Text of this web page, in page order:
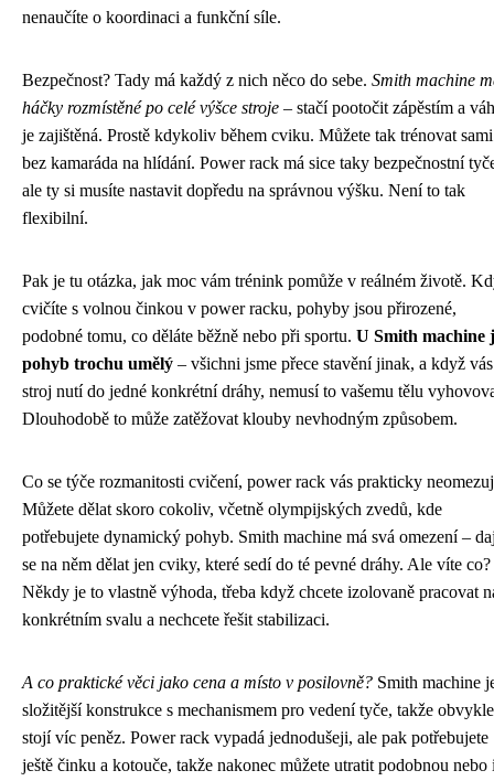
nenaučíte o koordinaci a funkční síle.
Bezpečnost? Tady má každý z nich něco do sebe. Smith machine
háčky rozmístěné po celé výšce stroje – stačí pootočit zápěstím a
je zajištěná. Prostě kdykoliv během cviku. Můžete tak trénovat sami
bez kamaráda na hlídání. Power rack má sice taky bezpečnostní
ale ty si musíte nastavit dopředu na správnou výšku. Není to tak
flexibilní.
Pak je tu otázka, jak moc vám trénink pomůže v reálném životě.
cvičíte s volnou činkou v power racku, pohyby jsou přirozené,
podobné tomu, co děláte běžně nebo při sportu. U Smith machine
pohyb trochu umělý – všichni jsme přece stavění jinak, a když vás
stroj nutí do jedné konkrétní dráhy, nemusí to vašemu tělu
Dlouhodobě to může zatěžovat klouby nevhodným způsobem.
Co se týče rozmanitosti cvičení, power rack vás prakticky
Můžete dělat skoro cokoliv, včetně olympijských zvedů, kde
potřebujete dynamický pohyb. Smith machine má svá omezení –
se na něm dělat jen cviky, které sedí do té pevné dráhy. Ale víte co?
Někdy je to vlastně výhoda, třeba když chcete izolovaně pracovat
konkrétním svalu a nechcete řešit stabilizaci.
A co praktické věci jako cena a místo v posilovně? Smith machine
složitější konstrukce s mechanismem pro vedení tyče, takže obvykle
stojí víc peněz. Power rack vypadá jednodušeji, ale pak potřebujete
ještě činku a kotouče, takže nakonec můžete utratit podobnou nebo